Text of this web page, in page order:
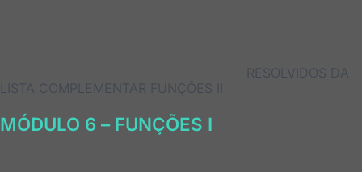
RESOLVIDOS DA
LISTA COMPLEMENTAR FUNÇÕES II
MÓDULO 6 – FUNÇÕES I